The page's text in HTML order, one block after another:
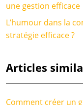
une gestion efficace
L’humour dans la
stratégie efficace ?
Articles
Comment créer un